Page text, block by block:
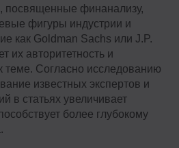
посвященные финанализу,
фигуры индустрии и
как Goldman Sachs или J.P.
их авторитетность и
теме. Согласно исследованию
известных экспертов и
в статьях увеличивает
более глубокому